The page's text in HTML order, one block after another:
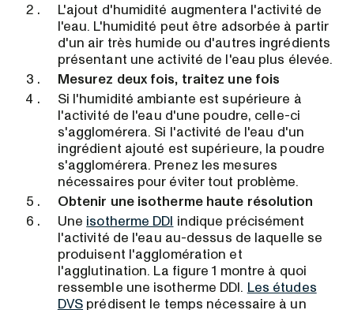
L'ajout d'humidité augmentera l'activité de
l'eau. L'humidité peut être adsorbée à partir
d'un air très humide ou d'autres ingrédients
présentant une activité de l'eau plus élevée.
Mesurez deux fois, traitez une fois
Si l'humidité ambiante est supérieure à
l'activité de l'eau d'une poudre, celle-ci
s'agglomérera. Si l'activité de l'eau d'un
ingrédient ajouté est supérieure, la poudre
s'agglomérera. Prenez les mesures
nécessaires pour éviter tout problème.
Obtenir une isotherme haute résolution
Une isotherme DDI indique précisément
l'activité de l'eau au-dessus de laquelle se
produisent l'agglomération et
l'agglutination. La figure 1 montre à quoi
ressemble une isotherme DDI. Les études
DVS prédisent le temps nécessaire à un